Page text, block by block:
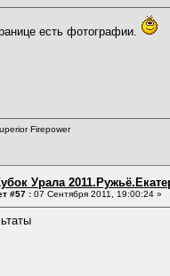
есть фотографии.
Firepower
Урала
#57 : 07 Сентября 2011, 19:00:24 »